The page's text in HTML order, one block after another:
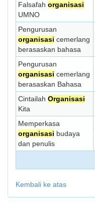
Falsafah organisasi
UMNO
Pengurusan
organisasi cemerlang
berasaskan bahasa
Pengurusan
organisasi cemerlang
berasaskan Bahasa
Cintailah Organisasi
Kita
Memperkasa
organisasi budaya
dan penulis
Kembali ke atas